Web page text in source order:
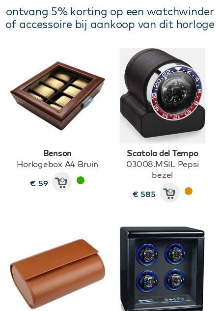
ontvang 5% korting op een watchwinder
of accessoire bij aankoop van dit horloge
Benson
Horlogebox A4 Bruin
€ 59
Scatola del Tempo
03008.MSIL Pepsi
bezel
€ 585